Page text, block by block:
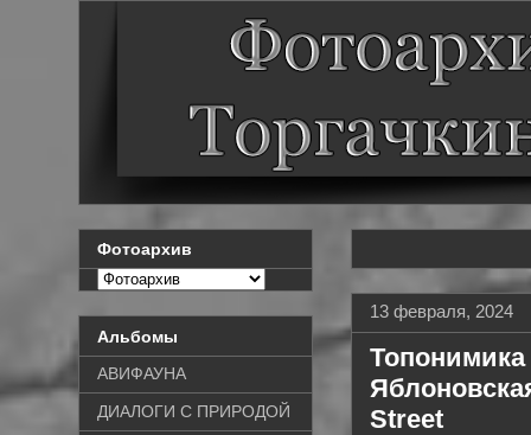
13 февраля, 2024
Street
Фотоархив
Альбомы
АВИФАУНА
ДИАЛОГИ С ПРИРОДОЙ